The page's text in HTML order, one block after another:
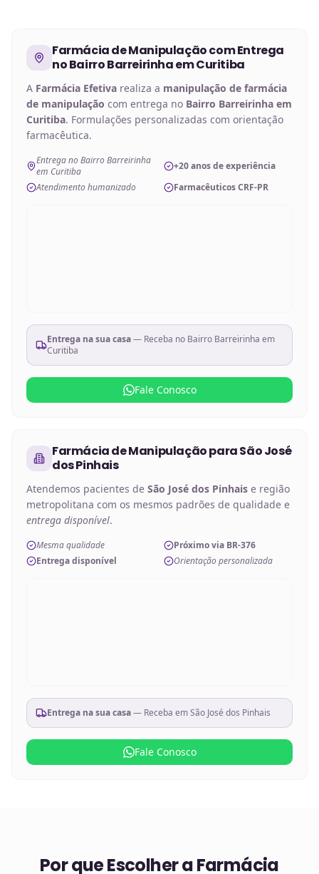
Farmácia de Manipulaçãocom Entrega
noBairro Barreirinha em Curitiba
A Farmácia Efetiva realiza a manipulação de farmácia
de manipulação com entrega no Bairro Barreirinha em
Curitiba. Formulações personalizadas com orientação
farmacêutica.
Entrega no Bairro Barreirinha
em Curitiba
+20 anos de experiência
Atendimento humanizado
Farmacêuticos CRF-PR
Entrega na sua casa— Receba no Bairro Barreirinha em
Curitiba
Fale Conosco
Farmácia de ManipulaçãoparaSão José
dos Pinhais
Atendemos pacientes de São José dos Pinhais e região
metropolitana com os mesmos padrões de qualidade e
entrega disponível.
Mesma qualidade
Próximo via BR-376
Entrega disponível
Orientação personalizada
Entrega na sua casa— Receba emSão José dos Pinhais
Fale Conosco
Por que Escolher a Farmácia